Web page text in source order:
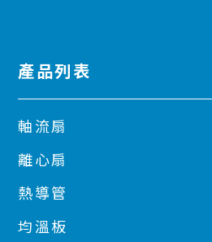
產品列表
軸流扇
離心扇
熱導管
均溫板